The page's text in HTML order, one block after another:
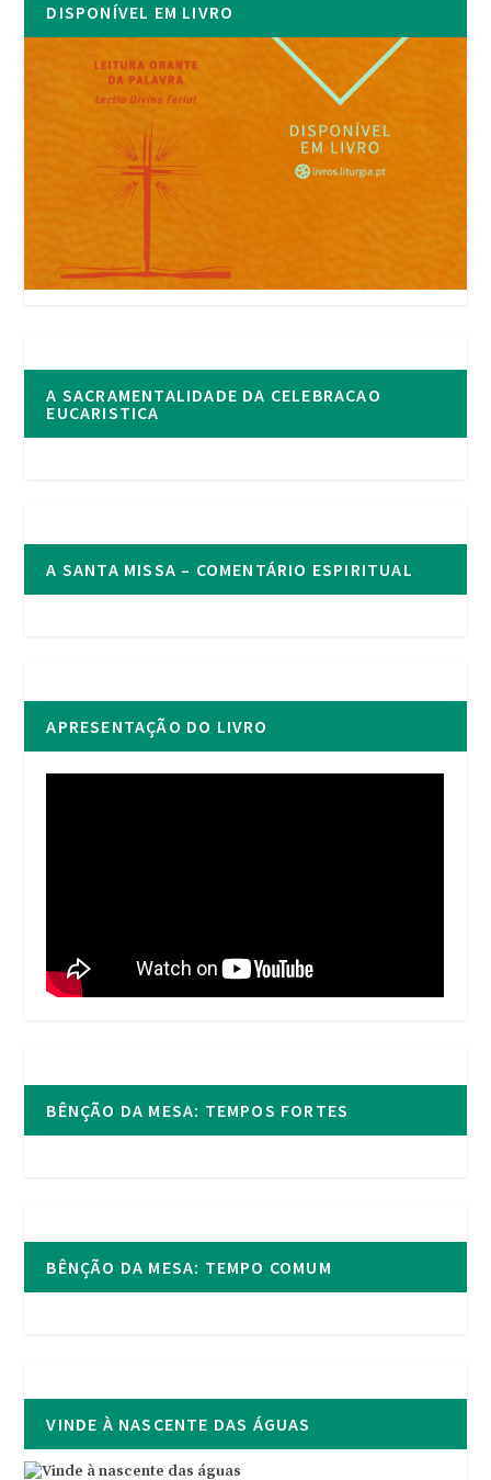
DISPONÍVEL EM LIVRO
A SACRAMENTALIDADE DA CELEBRACAO
EUCARISTICA
A SANTA MISSA – COMENTÁRIO ESPIRITUAL
APRESENTAÇÃO DO LIVRO
BÊNÇÃO DA MESA: TEMPOS FORTES
BÊNÇÃO DA MESA: TEMPO COMUM
VINDE À NASCENTE DAS ÁGUAS